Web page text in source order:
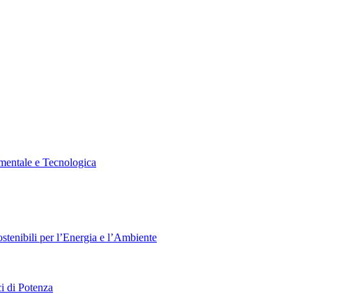
e Tecnologica
per l’Energia e l’Ambiente
di Potenza